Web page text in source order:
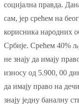
социјална правда.
сам, јер срећем на
корисника народних
Србије. Срећем 40%
не знају да имају
износу од 5.900, 00
да имају право на
знају једну баналну